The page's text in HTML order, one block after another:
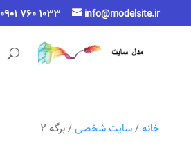
0901 760 1033 info@modelsite.ir
خانه/سایت شخصی/ برگه 2